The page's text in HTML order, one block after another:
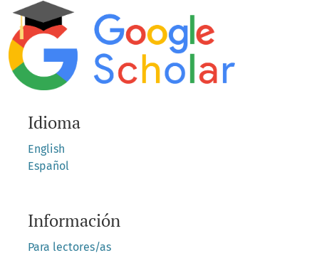
Idioma
English
Español
Información
Para lectores/as